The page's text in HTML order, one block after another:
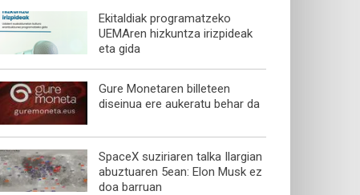
Ekitaldiak programatzeko
UEMAren hizkuntza irizpideak
eta gida
Gure Monetaren billeteen
diseinua ere aukeratu behar da
SpaceX suziriaren talka Ilargian
abuztuaren 5ean: Elon Musk ez
doa barruan